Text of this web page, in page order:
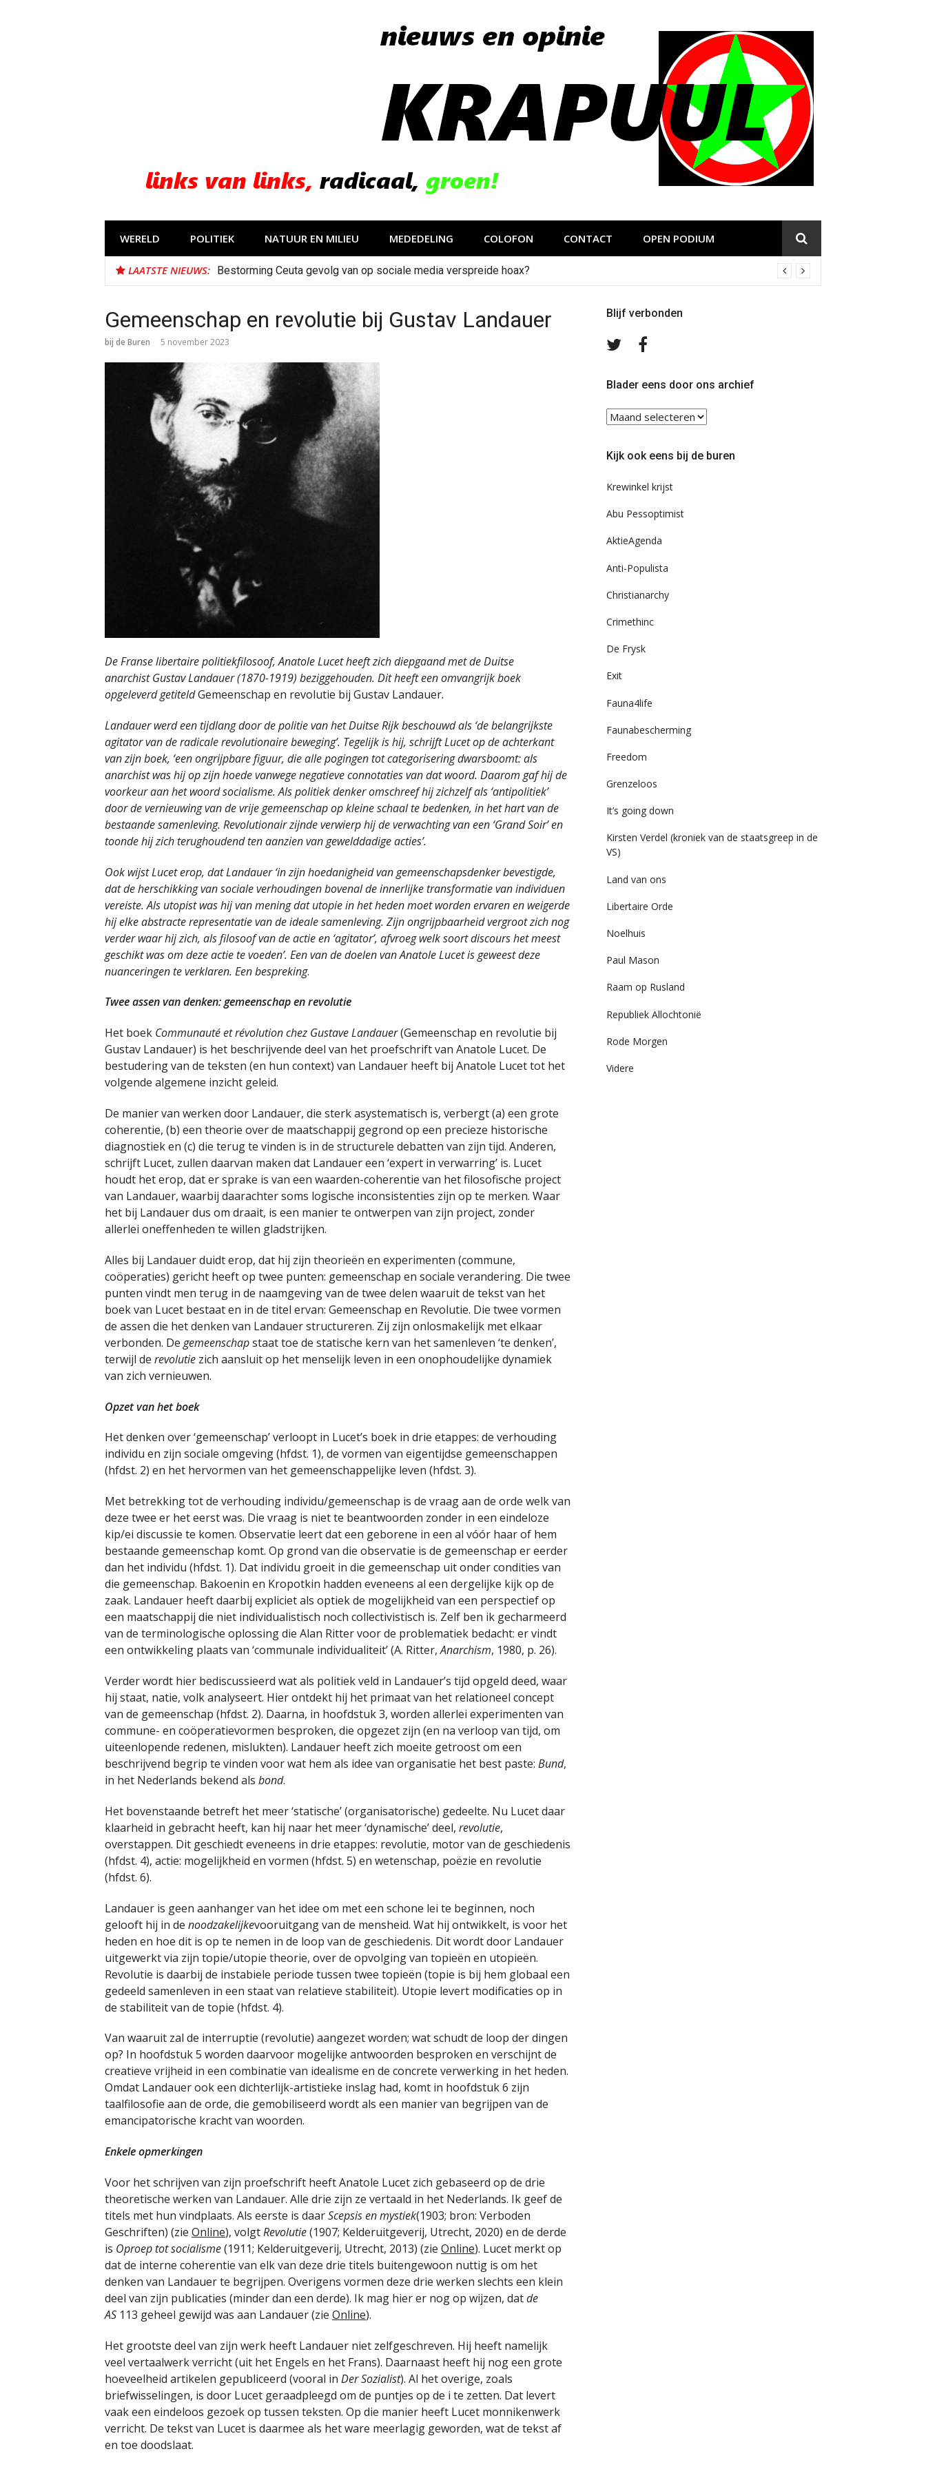
WERELD POLITIEK NATUUR EN MILIEU MEDEDELING COLOFON CONTACT OPEN PODIUM
LAATSTE NIEUWS: Bestorming Ceuta gevolg van op sociale media verspreide hoax?
Gemeenschap en revolutie bij Gustav Landauer
bij de Buren 5 november 2023
De Franse libertaire politiekfilosoof, Anatole Lucet heeft zich diepgaand met de Duitse
anarchist Gustav Landauer (1870-1919) beziggehouden. Dit heeft een omvangrijk boek
opgeleverd getiteldGemeenschap en revolutie bij Gustav Landauer.
Landauer werd een tijdlang door de politie van het Duitse Rijk beschouwd als ‘de belangrijkste
agitator van de radicale revolutionaire beweging’. Tegelijk is hij, schrijft Lucet op de achterkant
van zijn boek, ‘een ongrijpbare figuur, die alle pogingen tot categorisering dwarsboomt: als
anarchist was hij op zijn hoede vanwege negatieve connotaties van dat woord. Daarom gaf hij de
voorkeur aan het woord socialisme. Als politiek denker omschreef hij zichzelf als ‘antipolitiek’
door de vernieuwing van de vrije gemeenschap op kleine schaal te bedenken, in het hart van de
bestaande samenleving. Revolutionair zijnde verwierp hij de verwachting van een ‘Grand Soir’ en
toonde hij zich terughoudend ten aanzien van gewelddadige acties’.
Ook wijst Lucet erop, dat Landauer ‘in zijn hoedanigheid van gemeenschapsdenker bevestigde,
dat de herschikking van sociale verhoudingen bovenal de innerlijke transformatie van individuen
vereiste. Als utopist was hij van mening dat utopie in het heden moet worden ervaren en weigerde
hij elke abstracte representatie van de ideale samenleving. Zijn ongrijpbaarheid vergroot zich nog
verder waar hij zich, alsfilosoof van de actie en ‘agitator’, afvroeg welk soort discours het meest
geschikt was om deze actie te voeden’. Een van de doelen van Anatole Lucet is geweest deze
nuanceringen te verklaren. Een bespreking.
Twee assen van denken: gemeenschap en revolutie
Het boek Communauté et révolution chez Gustave Landauer(Gemeenschap en revolutie bij
Gustav Landauer) is het beschrijvende deel van het proefschrift van Anatole Lucet. De
bestudering van de teksten (en hun context) van Landauer heeft bij Anatole Lucet tot het
volgende algemene inzicht geleid.
De manier van werken door Landauer, die sterk asystematisch is, verbergt (a) een grote
coherentie, (b) een theorie over de maatschappij gegrond op een precieze historische
diagnostiek en (c) die terug te vinden is in de structurele debatten van zijn tijd. Anderen,
schrijft Lucet, zullen daarvan maken dat Landauer een ‘expert in verwarring’ is. Lucet
houdt het erop, dat er sprake is van een waarden-coherentie van het filosofische project
van Landauer, waarbij daarachter soms logische inconsistenties zijn op te merken. Waar
het bij Landauer dus om draait, is een manier te ontwerpen van zijn project, zonder
allerlei oneffenheden te willen gladstrijken.
Alles bij Landauer duidt erop, dat hij zijn theorieën en experimenten (commune,
coöperaties) gericht heeft op twee punten: gemeenschap en sociale verandering. Die twee
punten vindt men terug in de naamgeving van de twee delen waaruit de tekst van het
boek van Lucet bestaat en in de titel ervan: Gemeenschap en Revolutie. Die twee vormen
de assen die het denken van Landauer structureren. Zij zijn onlosmakelijk met elkaar
verbonden. De gemeenschapstaat toe de statische kern van het samenleven ‘te denken’,
terwijl de revolutie zich aansluit op het menselijk leven in een onophoudelijke dynamiek
van zich vernieuwen.
Opzet van het boek
Het denken over ‘gemeenschap’ verloopt in Lucet’s boek in drie etappes: de verhouding
individu en zijn sociale omgeving (hfdst. 1), de vormen van eigentijdse gemeenschappen
(hfdst. 2) en het hervormen van het gemeenschappelijke leven (hfdst. 3).
Met betrekking tot de verhouding individu/gemeenschap is de vraag aan de orde welk van
deze twee er het eerst was. Die vraag is niet te beantwoorden zonder in een eindeloze
kip/ei discussie te komen. Observatie leert dat een geborene in een al vóór haar of hem
bestaande gemeenschap komt. Op grond van die observatie is de gemeenschap er eerder
dan het individu (hfdst. 1). Dat individu groeit in die gemeenschap uit onder condities van
die gemeenschap. Bakoenin en Kropotkin hadden eveneens al een dergelijke kijk op de
zaak. Landauer heeft daarbij expliciet als optiek de mogelijkheid van een perspectief op
een maatschappij die niet individualistisch noch collectivistisch is. Zelf ben ik gecharmeerd
van de terminologische oplossing die Alan Ritter voor de problematiek bedacht: er vindt
een ontwikkeling plaats van ‘communale individualiteit’ (A. Ritter,Anarchism, 1980, p. 26).
Verder wordt hier bediscussieerd wat als politiek veld in Landauer’s tijd opgeld deed, waar
hij staat, natie, volk analyseert. Hier ontdekt hij het primaat van het relationeel concept
van de gemeenschap (hfdst. 2). Daarna, in hoofdstuk 3, worden allerlei experimenten van
commune- en coöperatievormen besproken, die opgezet zijn (en na verloop van tijd, om
uiteenlopende redenen, mislukten). Landauer heeft zich moeite getroost om een
beschrijvend begrip te vinden voor wat hem als idee van organisatie het best paste: Bund,
in het Nederlands bekend als bond.
Het bovenstaande betreft het meer ‘statische’ (organisatorische) gedeelte. Nu Lucet daar
klaarheid in gebracht heeft, kan hij naar het meer ‘dynamische’ deel, revolutie,
overstappen. Dit geschiedt eveneens in drie etappes: revolutie, motor van de geschiedenis
(hfdst. 4), actie: mogelijkheid en vormen (hfdst. 5) en wetenschap, poëzie en revolutie
(hfdst. 6).
Landauer is geen aanhanger van het idee om met een schone lei te beginnen, noch
gelooft hij in de noodzakelijkevooruitgang van de mensheid. Wat hij ontwikkelt, is voor het
heden en hoe dit is op te nemen in de loop van de geschiedenis. Dit wordt door Landauer
uitgewerkt via zijn topie/utopie theorie, over de opvolging van topieën en utopieën.
Revolutie is daarbij de instabiele periode tussen twee topieën (topie is bij hem globaal een
gedeeld samenleven in een staat van relatieve stabiliteit). Utopie levert modificaties op in
de stabiliteit van de topie (hfdst. 4).
Van waaruit zal de interruptie (revolutie) aangezet worden; wat schudt de loop der dingen
op? In hoofdstuk 5 worden daarvoor mogelijke antwoorden besproken en verschijnt de
creatieve vrijheid in een combinatie van idealisme en de concrete verwerking in het heden.
Omdat Landauer ook een dichterlijk-artistieke inslag had, komt in hoofdstuk 6 zijn
taalfilosofie aan de orde, die gemobiliseerd wordt als een manier van begrijpen van de
emancipatorische kracht van woorden.
Enkele opmerkingen
Voor het schrijven van zijn proefschrift heeft Anatole Lucet zich gebaseerd op de drie
theoretische werken van Landauer. Alle drie zijn ze vertaald in het Nederlands. Ik geef de
titels met hun vindplaats. Als eerste is daarScepsis en mystiek(1903; bron: Verboden
Geschriften) (zie Online), volgtRevolutie(1907; Kelderuitgeverij, Utrecht, 2020) en de derde
is Oproep tot socialisme(1911; Kelderuitgeverij, Utrecht, 2013) (zie Online). Lucet merkt op
dat de interne coherentie van elk van deze drie titels buitengewoon nuttig is om het
denken van Landauer te begrijpen. Overigens vormen deze drie werken slechts een klein
deel van zijn publicaties (minder dan een derde). Ik mag hier er nog op wijzen, datde
AS 113 geheel gewijd was aan Landauer (zie Online).
Het grootste deel van zijn werk heeft Landauer niet zelfgeschreven. Hij heeft namelijk
veel vertaalwerk verricht (uit het Engels en het Frans). Daarnaast heeft hij nog een grote
hoeveelheid artikelen gepubliceerd (vooral in Der Sozialist). Al het overige, zoals
briefwisselingen, is door Lucet geraadpleegd om de puntjes op de i te zetten. Dat levert
vaak een eindeloos gezoek op tussen teksten. Op die manier heeft Lucet monnikenwerk
verricht. De tekst van Lucet is daarmee als het ware meerlagig geworden, wat de tekst af
en toe doodslaat.
Blijf verbonden
Volg
TwitterFacebook
Blader eens door ons archief
Blader
eens
ons
Kijk ook eens bij de buren
Krewinkel krijst
Abu Pessoptimist
AktieAgenda
Anti-Populista
Christianarchy
Crimethinc
De Frysk
Exit
Fauna4life
Faunabescherming
Freedom
Grenzeloos
It’s going down
Kirsten Verdel (kroniek van de staatsgreep in de
VS)
Land van ons
Libertaire Orde
Noelhuis
Paul Mason
Raam op Rusland
Republiek Allochtonië
Rode Morgen
Videre